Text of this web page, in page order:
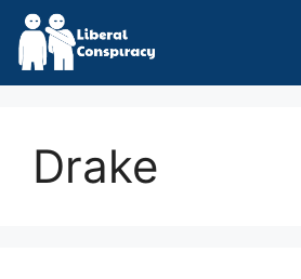
Skip
content
Drake